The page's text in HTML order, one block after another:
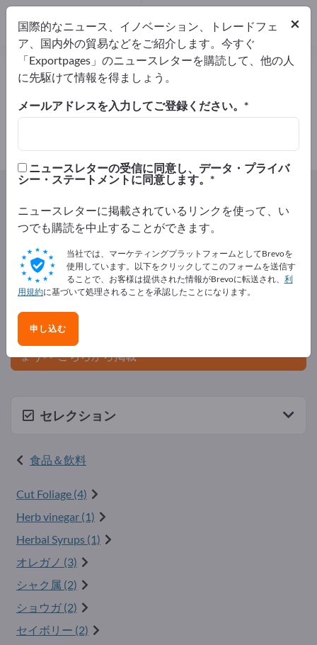
ハーブ – メーカーとサプライヤーを
検索
輸出業者6
メーカー
Exportpages 食品＆飲料 ハーブ
Exportpagesで無料で広告を掲載！
ニーズ – オファー – 中古品 – ビジネスコンタクト >> こ
こから始める
Exportpagesで貴社と製品を掲載し
ましょう。
今すぐサプライヤーとして登録し、認知度を高めまし
ょう>> こちらから掲載
セレクション
食品＆飲料
Cut Foliage (4)
Herb vinegar (1)
Herbal Syrups (1)
オレガノ (3)
シャク属 (2)
ショウガ (2)
セイボリー (2)
×
国際的なニュース、イノベーション、トレードフェ
ア、国内外の貿易などをご紹介します。今すぐ
「Exportpages」のニュースレターを購読して、他の人
に先駆けて情報を得ましょう。
メールアドレスを入力してご登録ください。
ニュースレターの受信に同意し、データ・プライバ
シー・ステートメントに同意します。
ニュースレターに掲載されているリンクを使って、い
つでも購読を中止することができます。
当社では、マーケティングプラットフォームとしてBrevoを
使用しています。以下をクリックしてこのフォームを送信す
ることで、お客様は提供された情報がBrevoに転送され、 利
用規約に基づいて処理されることを承認したことになります。
申し込む